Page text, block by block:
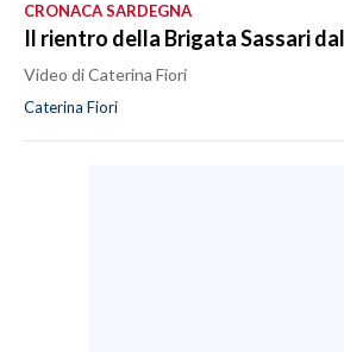
CRONACA SARDEGNA
Il rientro della Brigata Sassari
Video di Caterina Fiori
Caterina Fiori